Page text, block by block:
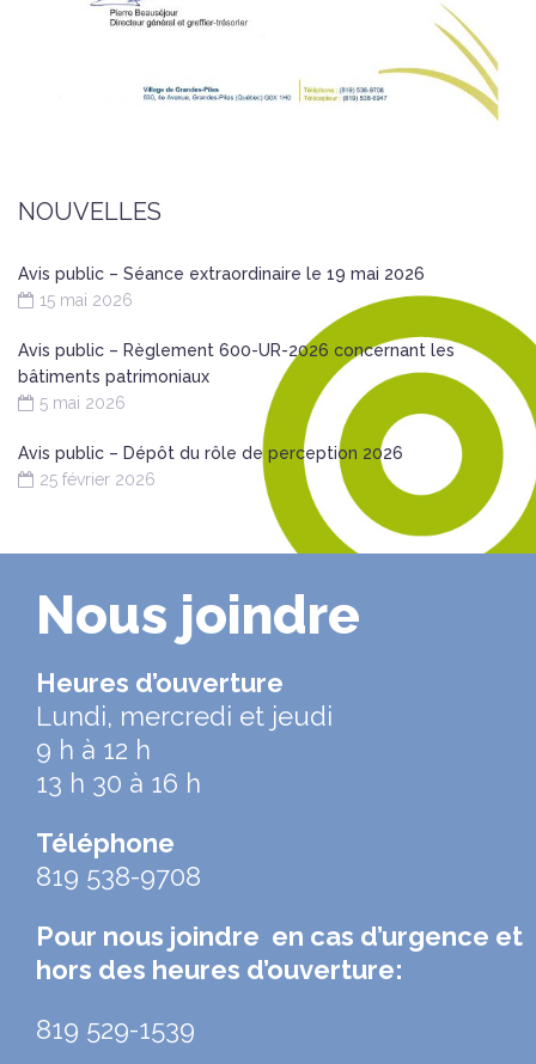
NOUVELLES
Avis public – Séance extraordinaire le 19 mai 2026
15 mai 2026
Avis public – Règlement 600-UR-2026 concernant les
bâtiments patrimoniaux
5 mai 2026
Avis public – Dépôt du rôle de perception 2026
25 février 2026
Nous joindre
Heures d’ouverture
Lundi, mercredi et jeudi
9 h à 12 h
13 h 30 à 16 h
Téléphone
819 538-9708
Pour nous joindre en cas d’urgence et
hors des heures d’ouverture:
819 529-1539